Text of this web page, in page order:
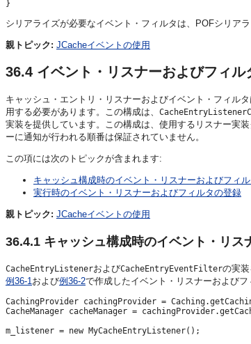
シリアライズが必要なイベント・フィルタは、POFシリア
親トピック: JCacheイベントの使用
36.4 イベント・リスナーおよびフィル
キャッシュ・エントリ・リスナーおよびイベント・フィル
用する必要があります。この構成は、
実装を提供しています。この構成は、使用するリスナー実
ーに通知が行われる順番は保証されていません。
この項には次のトピックが含まれます:
キャッシュ構成時のイベント・リスナーおよびフィ
実行時のイベント・リスナーおよびフィルタの登録
親トピック: JCacheイベントの使用
36.4.1 キャッシュ構成時のイベント・リス
CacheEntryListenerおよびCacheEntryEventFilterの実装
例36-1 および例36-2で作成したイベント・リスナーおよびフ
CachingProvider cachingProvider =
CacheManager cacheManager =
m_listener = new MyCacheEntryListener();